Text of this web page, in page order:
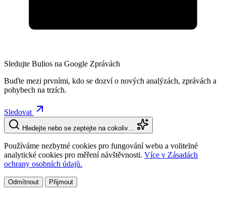
Sledujte Bulios na Google Zprávách
Buďte mezi prvními, kdo se dozví o nových analýzách, zprávách a
pohybech na trzích.
Sledovat
Hledejte nebo se zeptejte na cokoliv…
Používáme nezbytné cookies pro fungování webu a volitelné
analytické cookies pro měření návštěvnosti. Více v Zásadách
ochrany osobních údajů.
Odmítnout Přijmout